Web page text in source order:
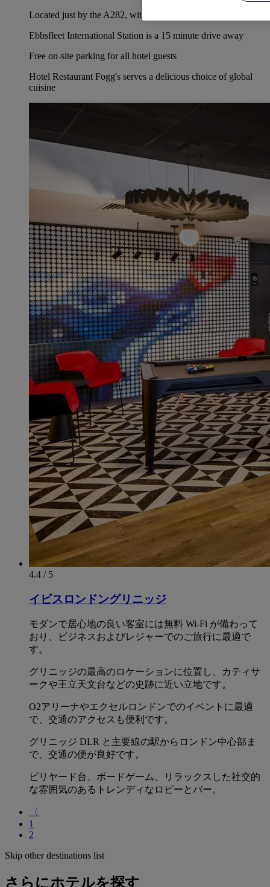
Located just by the A282, with easy-access to central London
Ebbsfleet International Station is a 15 minute drive away
Free on-site parking for all hotel guests
Hotel Restaurant Fogg's serves a delicious choice of global
cuisine
4.4 / 5
イビスロンドングリニッジ
モダンで居心地の良い客室には無料 Wi-Fi が備わって
おり、ビジネスおよびレジャーでのご旅行に最適で
す。
グリニッジの最高のロケーションに位置し、カティサ
ークや王立天文台などの史跡に近い立地です。
O2アリーナやエクセルロンドンでのイベントに最適
で、交通のアクセスも便利です。
グリニッジ DLR と主要線の駅からロンドン中心部ま
で、交通の便が良好です。
ビリヤード台、ボードゲーム、リラックスした社交的
な雰囲気のあるトレンディなロビーとバー。
〈
1
2
Skip other destinations list
さらにホテルを探す